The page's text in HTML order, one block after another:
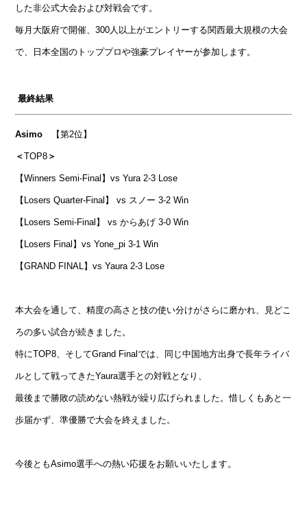
した非公式大会および対戦会です。
毎月大阪府で開催、300人以上がエントリーする関西最大規模の大会
で、日本全国のトッププロや強豪プレイヤーが参加します。
最終結果
Asimo【第2位】
＜TOP8＞
【Winners Semi-Final】vs Yura 2-3 Lose
【Losers Quarter-Final】 vs スノー 3-2 Win
【Losers Semi-Final】 vs からあげ 3-0 Win
【Losers Final】vs Yone_pi 3-1 Win
【GRAND FINAL】vs Yaura 2-3 Lose
本大会を通して、精度の高さと技の使い分けがさらに磨かれ、見どこ
ろの多い試合が続きました。
特にTOP8、そしてGrand Finalでは、同じ中国地方出身で長年ライバ
ルとして戦ってきたYaura選手との対戦となり、
最後まで勝敗の読めない熱戦が繰り広げられました。惜しくもあと一
歩届かず、準優勝で大会を終えました。
今後ともAsimo選手への熱い応援をお願いいたします。